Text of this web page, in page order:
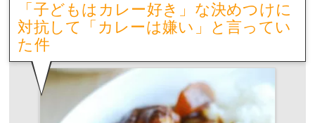
「子どもはカレー好き」な決めつけに
対抗して「カレーは嫌い」と言ってい
た件